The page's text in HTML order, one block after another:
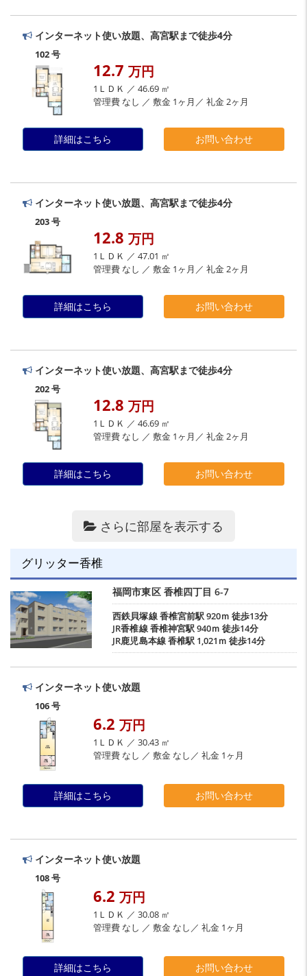
インターネット使い放題、高宮駅まで徒歩4分
102 号
12.7 万円
1ＬＤＫ ／ 46.69 ㎡
管理費 なし ／ 敷金 1ヶ月／ 礼金 2ヶ月
詳細はこちら お問い合わせ
インターネット使い放題、高宮駅まで徒歩4分
203 号
12.8 万円
1ＬＤＫ ／ 47.01 ㎡
管理費 なし ／ 敷金 1ヶ月／ 礼金 2ヶ月
詳細はこちら お問い合わせ
インターネット使い放題、高宮駅まで徒歩4分
202 号
12.8 万円
1ＬＤＫ ／ 46.69 ㎡
管理費 なし ／ 敷金 1ヶ月／ 礼金 2ヶ月
詳細はこちら お問い合わせ
さらに部屋を表示する
グリッター香椎
福岡市東区 香椎四丁目 6-7
西鉄貝塚線香椎宮前駅920ｍ 徒歩13分
JR香椎線香椎神宮駅940ｍ 徒歩14分
JR鹿児島本線香椎駅1,021ｍ 徒歩14分
インターネット使い放題
106 号
6.2 万円
1ＬＤＫ ／ 30.43 ㎡
管理費 なし ／ 敷金 なし／ 礼金 1ヶ月
詳細はこちら お問い合わせ
インターネット使い放題
108 号
6.2 万円
1ＬＤＫ ／ 30.08 ㎡
管理費 なし ／ 敷金 なし／ 礼金 1ヶ月
詳細はこちら お問い合わせ